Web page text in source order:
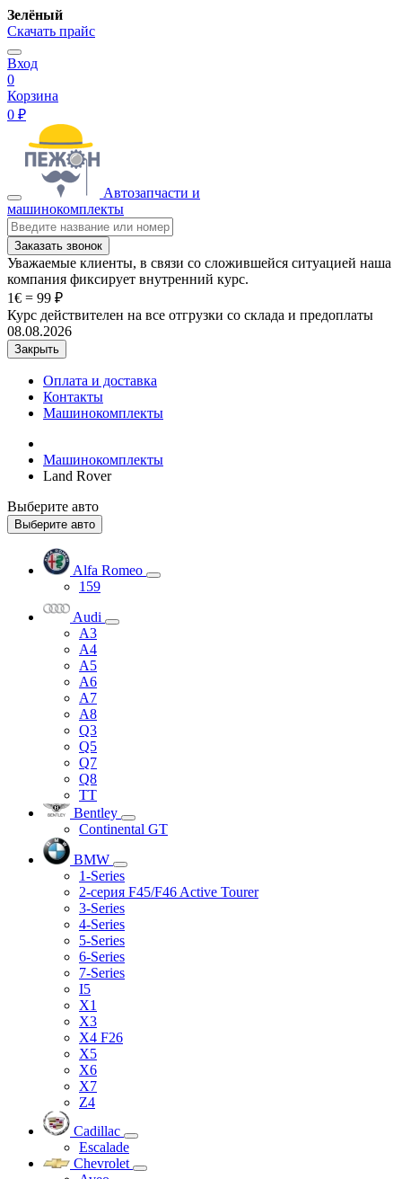
Зелёный
Скачать прайс
Вход
0
Корзина
0 ₽
Автозапчасти и
машинокомплекты
Заказать звонок
Уважаемые клиенты, в связи со сложившейся ситуацией наша
компания фиксирует внутренний курс.
1€ = 99 ₽
Курс действителен на все отгрузки со склада и предоплаты
08.08.2026
Закрыть
Оплата и доставка
Контакты
Машинокомплекты
Машинокомплекты
Land Rover
Выберите авто
Выберите авто
Alfa Romeo
159
Audi
A3
A4
A5
A6
A7
A8
Q3
Q5
Q7
Q8
TT
Bentley
Continental GT
BMW
1-Series
2-серия F45/F46 Active Tourer
3-Series
4-Series
5-Series
6-Series
7-Series
I5
X1
X3
X4 F26
X5
X6
X7
Z4
Cadillac
Escalade
Chevrolet